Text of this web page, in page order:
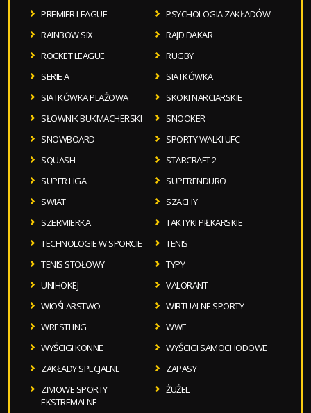
PREMIER LEAGUE
PSYCHOLOGIA ZAKŁADÓW
RAINBOW SIX
RAJD DAKAR
ROCKET LEAGUE
RUGBY
SERIE A
SIATKÓWKA
SIATKÓWKA PLAŻOWA
SKOKI NARCIARSKIE
SŁOWNIK BUKMACHERSKI
SNOOKER
SNOWBOARD
SPORTY WALKI UFC
SQUASH
STARCRAFT 2
SUPER LIGA
SUPERENDURO
SWIAT
SZACHY
SZERMIERKA
TAKTYKI PIŁKARSKIE
TECHNOLOGIE W SPORCIE
TENIS
TENIS STOŁOWY
TYPY
UNIHOKEJ
VALORANT
WIOŚLARSTWO
WIRTUALNE SPORTY
WRESTLING
WWE
WYŚCIGI KONNE
WYŚCIGI SAMOCHODOWE
ZAKŁADY SPECJALNE
ZAPASY
ZIMOWE SPORTY
EKSTREMALNE
ŻUŻEL